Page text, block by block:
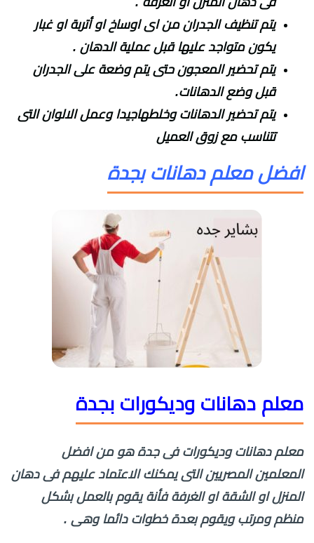
يتم تنظيف الجدران من اى اوساخ او أتربة او غبار
يكون متواجد عليها قبل عملية الدهان .
يتم تحضير المعجون حتى يتم وضعة على الجدران
قبل وضع الدهانات.
يتم تحضير الدهانات وخلطهاجيدا وعمل الالوان التى
تتناسب مع زوق العميل
افضل معلم دهانات بجدة
معلم دهانات وديكورات بجدة
معلم دهانات وديكورات فى جدة هو من افضل
المعلمين المصريين التى يمكنك الاعتماد عليهم فى دهان
المنزل او الشقة او الغرفة فأنة يقوم بالعمل بشكل
منظم ومرتب ويقوم بعدة خطوات دائما وهى .